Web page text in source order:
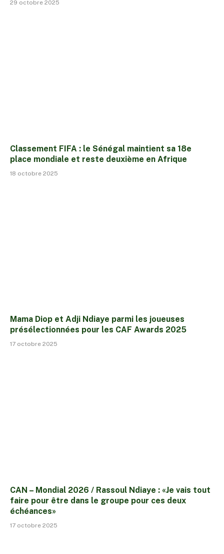
29 octobre 2025
Classement FIFA : le Sénégal maintient sa 18e
place mondiale et reste deuxième en Afrique
18 octobre 2025
Mama Diop et Adji Ndiaye parmi les joueuses
présélectionnées pour les CAF Awards 2025
17 octobre 2025
CAN – Mondial 2026 / Rassoul Ndiaye : «Je vais tout
faire pour être dans le groupe pour ces deux
échéances»
17 octobre 2025